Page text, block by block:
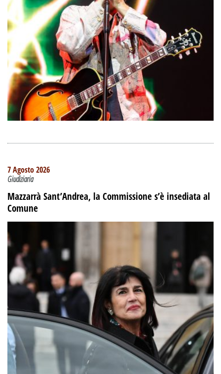
7 Agosto 2026
Giudiziaria
Mazzarrà Sant’Andrea, la Commissione s’è insediata al
Comune